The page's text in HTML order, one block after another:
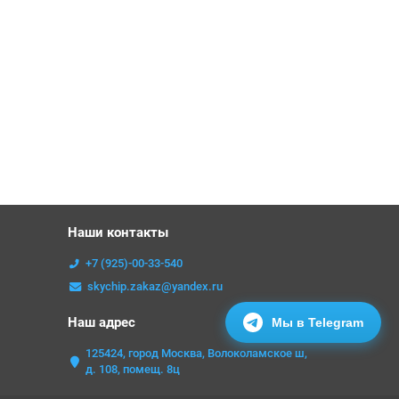
Мы в Telegram
Наши контакты
+7 (925)-00-33-540
skychip.zakaz@yandex.ru
Наш адрес
125424, город Москва, Волоколамское ш,
д. 108, помещ. 8ц